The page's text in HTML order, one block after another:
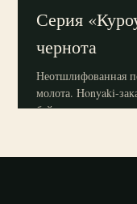
Серия
чернота
Неотшлифованная
молота. Honyaki-
буйволиного рога.